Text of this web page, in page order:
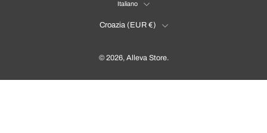
Italiano
Croazia ‎(EUR €)‎
© 2026, Alleva Store.